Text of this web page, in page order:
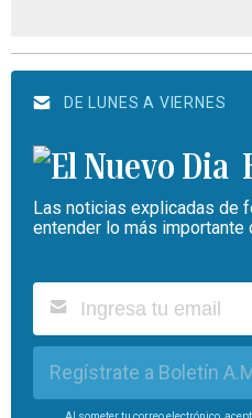
DE LUNES A VIERNES
Las noticias explicadas de
entender lo más importante
Regístrate a Boletín